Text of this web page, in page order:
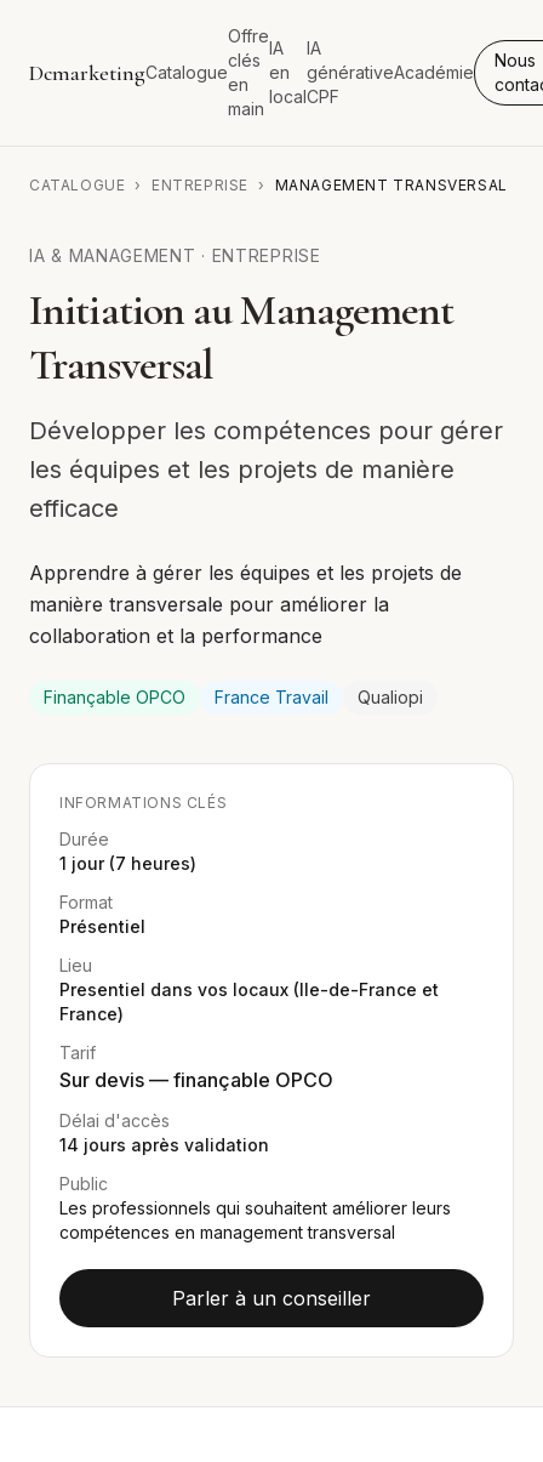
DcmarketingCatalogue
Offre
clés
en
main
IA
en
local
IA
générative
CPF
Académie
Nous
CATALOGUE › ENTREPRISE › MANAGEMENT TRANSVERSAL
IA & MANAGEMENT · ENTREPRISE
Initiation au Management
Transversal
Développer les compétences pour gérer
les équipes et les projets de manière
efficace
Apprendre à gérer les équipes et les projets de
manière transversale pour améliorer la
collaboration et la performance
Finançable OPCO France Travail Qualiopi
INFORMATIONS CLÉS
Durée
1 jour (7 heures)
Format
Présentiel
Lieu
Presentiel dans vos locaux (Ile-de-France et
France)
Tarif
Sur devis — finançable OPCO
Délai d'accès
14 jours après validation
Public
Les professionnels qui souhaitent améliorer leurs
compétences en management transversal
Parler à un conseiller